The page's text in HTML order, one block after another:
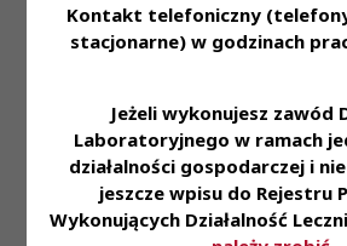
Kontakt telefoniczny
stacjonarne) w godzinach
Jeżeli wykonujesz zawód
Laboratoryjnego w ramach
działalności gospodarczej i
jeszcze wpisu do Rejestru
Wykonujących Działalność
• Pracują w laboratoriach z
karty multisport, opieki
ubezpieczenia, zniżek na
kursów językowych on-line. •
rekrutacjach wewnętrznych i
pracowniczych.